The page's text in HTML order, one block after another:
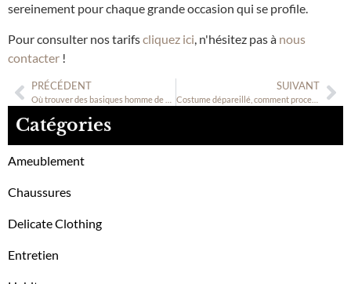
sereinement pour chaque grande occasion qui se profile.
Pour consulter nos tarifscliquez ici , n'hésitez pas à nous
contacter !
PRÉCÉDENT SUIVANT
Costume dépareillé, comment proceder ?
Catégories
Ameublement
Chaussures
Delicate Clothing
Entretien